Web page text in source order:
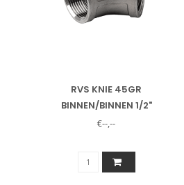
RVS KNIE 45GR
BINNEN/BINNEN 1/2"
€--,--